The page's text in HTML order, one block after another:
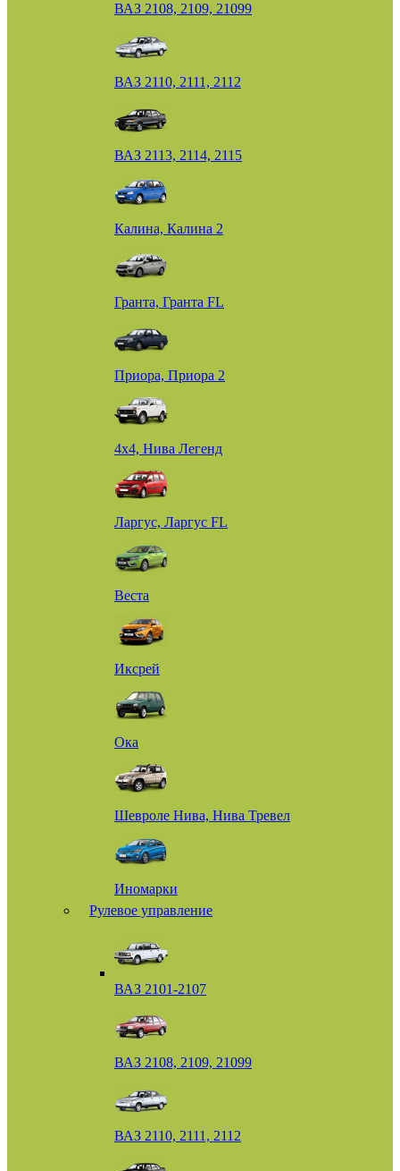
ВАЗ 2108, 2109, 21099
ВАЗ 2110, 2111, 2112
ВАЗ 2113, 2114, 2115
Калина, Калина 2
Гранта, Гранта FL
Приора, Приора 2
4х4, Нива Легенд
Ларгус, Ларгус FL
Веста
Иксрей
Ока
Шевроле Нива, Нива Тревел
Иномарки
Рулевое управление
ВАЗ 2101-2107
ВАЗ 2108, 2109, 21099
ВАЗ 2110, 2111, 2112